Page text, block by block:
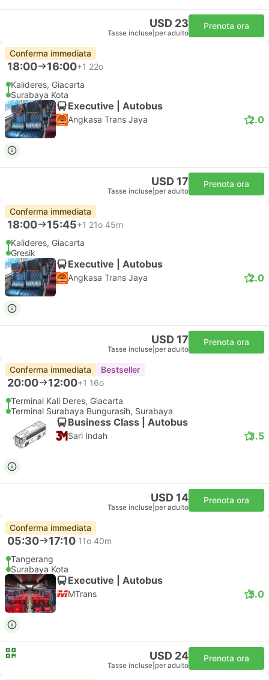
USD 23
Tasse incluse per adulto
Prenota ora
Conferma immediata
18:00 16:00+1 22o
Kalideres, Giacarta
Surabaya Kota
Executive | Autobus
Angkasa Trans Jaya 2.0
USD 17
Tasse incluse per adulto
Prenota ora
Conferma immediata
18:00 15:45+1 21o 45m
Kalideres, Giacarta
Gresik
Executive | Autobus
Angkasa Trans Jaya 2.0
USD 17
Tasse incluse per adulto
Prenota ora
Conferma immediata Bestseller
20:00 12:00+1 16o
Terminal Kali Deres, Giacarta
Terminal Surabaya Bungurasih, Surabaya
Business Class | Autobus
Sari Indah 3.5
USD 14
Tasse incluse per adulto
Prenota ora
Conferma immediata
05:30 17:10 11o 40m
Tangerang
Surabaya Kota
Executive | Autobus
MTrans 5.0
USD 24
Tasse incluse per adulto
Prenota ora